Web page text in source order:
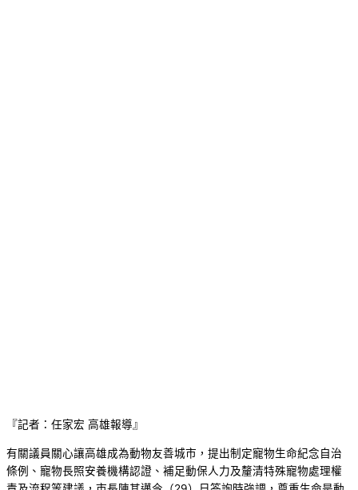
『記者：任家宏 高雄報導』
有關議員關心讓高雄成為動物友善城市，提出制定寵物生命紀念自治
條例、寵物長照安養機構認證、補足動保人力及釐清特殊寵物處理權